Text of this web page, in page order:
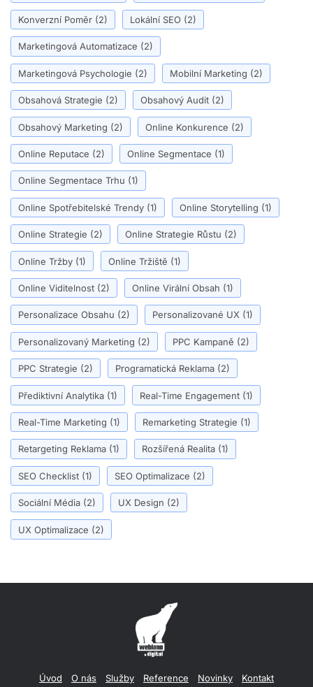
Konverzní Poměr (2) Lokální SEO (2)
Marketingová Automatizace (2)
Marketingová Psychologie (2) Mobilní Marketing (2)
Obsahová Strategie (2) Obsahový Audit (2)
Obsahový Marketing (2) Online Konkurence (2)
Online Reputace (2) Online Segmentace (1)
Online Segmentace Trhu (1)
Online Spotřebitelské Trendy (1) Online Storytelling (1)
Online Strategie (2) Online Strategie Růstu (2)
Online Tržby (1) Online Tržiště (1)
Online Viditelnost (2) Online Virální Obsah (1)
Personalizace Obsahu (2) Personalizované UX (1)
Personalizovaný Marketing (2) PPC Kampaně (2)
PPC Strategie (2) Programatická Reklama (2)
Přediktivní Analytika (1) Real-Time Engagement (1)
Real-Time Marketing (1) Remarketing Strategie (1)
Retargeting Reklama (1) Rozšířená Realita (1)
SEO Checklist (1) SEO Optimalizace (2)
Sociální Média (2) UX Design (2)
UX Optimalizace (2)
Úvod O nás Služby Reference Novinky Kontakt